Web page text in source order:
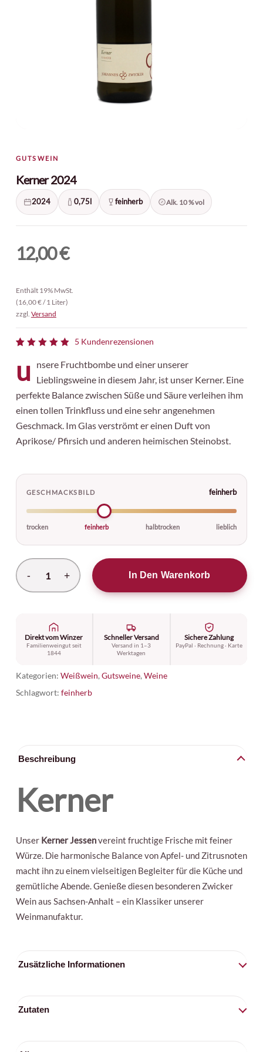
GUTSWEIN
Kerner 2024
2024 0,75l feinherb Alk. 10 % vol
12,00€
Enthält 19% MwSt.
(16,00€/ 1 Liter)
zzgl. Versand
mit5.00
von 5,
basierend
Kundenbewertungen
5 Kundenrezensionen
u
nsere Fruchtbombe und einer unserer
Lieblingsweine in diesem Jahr, ist unser Kerner. Eine
perfekte Balance zwischen Süße und Säure verleihen ihm
einen tollen Trinkfluss und eine sehr angenehmen
Geschmack. Im Glas verströmt er einen Duft von
Aprikose/ Pfirsich und anderen heimischen Steinobst.
GESCHMACKSBILD feinherb
trocken feinherb halbtrocken lieblich
In Den Warenkorb
Alternative:
Direkt vom Winzer
Familienweingut seit
1844
Schneller Versand
Versand in 1–3
Werktagen
Sichere Zahlung
PayPal · Rechnung · Karte
Kategorien: Weißwein,Gutsweine,Weine
Schlagwort: feinherb
Beschreibung
Kerner
Unser Kerner Jessenvereint fruchtige Frische mit feiner
Würze. Die harmonische Balance von Apfel- und Zitrusnoten
macht ihn zu einem vielseitigen Begleiter für die Küche und
gemütliche Abende. Genieße diesen besonderen Zwicker
Wein aus Sachsen-Anhalt – ein Klassiker unserer
Weinmanufaktur.
Zusätzliche Informationen
Füllmenge
Zutaten
Trauben / Sulfite
Name*
Datenschutzerklärung
stimme ihr zu. *